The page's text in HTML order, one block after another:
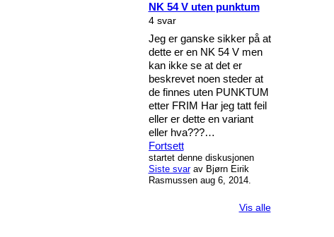
NK 54 V uten punktum
4 svar
Jeg er ganske sikker på at
dette er en NK 54 V men
kan ikke se at det er
beskrevet noen steder at
de finnes uten PUNKTUM
etter FRIM Har jeg tatt feil
eller er dette en variant
eller hva???…
Fortsett
startet denne diskusjonen
Siste svarav Bjørn Eirik
Rasmussen aug 6, 2014.
Vis alle